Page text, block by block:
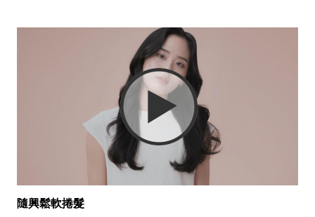
隨興鬆軟捲髮